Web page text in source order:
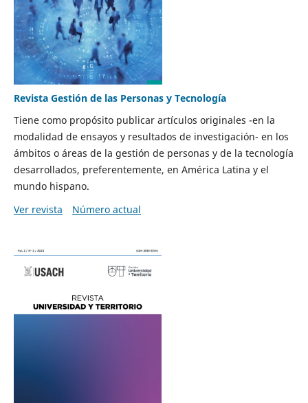
Revista Gestión de las Personas y Tecnología
Tiene como propósito publicar artículos originales -en la
modalidad de ensayos y resultados de investigación- en los
ámbitos o áreas de la gestión de personas y de la tecnología
desarrollados, preferentemente, en América Latina y el
mundo hispano.
Ver revista
Número actual